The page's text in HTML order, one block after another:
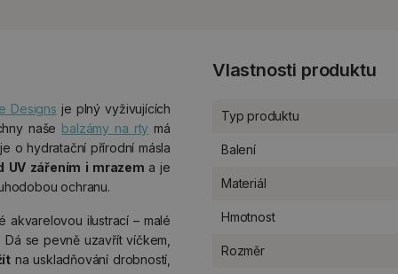
Designs je plný vyživujících
naše balzámy na rty má
o hydratační přírodní másla
UV zářením i mrazem a je
ochranu.
akvarelovou ilustrací – malé
se pevně uzavřít víčkem,
na uskladňování drobností,
Vlastnosti produktu
Typ produktu
Balení
Materiál
Hmotnost
Rozměr